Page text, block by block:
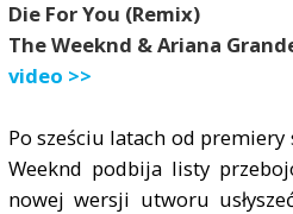
Die For You (Remix)
The Weeknd & Ariana
video >>
Po sześciu latach od premiery
Weeknd podbija listy
nowej wersji utworu